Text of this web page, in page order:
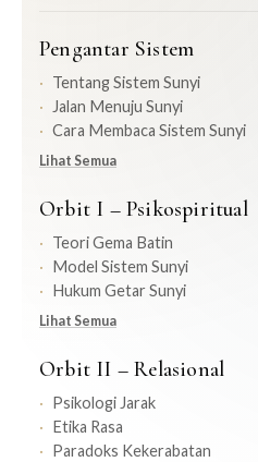
Pengantar Sistem
Tentang Sistem Sunyi
Jalan Menuju Sunyi
Cara Membaca Sistem Sunyi
Lihat Semua
Orbit I – Psikospiritual
Teori Gema Batin
Model Sistem Sunyi
Hukum Getar Sunyi
Lihat Semua
Orbit II – Relasional
Psikologi Jarak
Etika Rasa
Paradoks Kekerabatan